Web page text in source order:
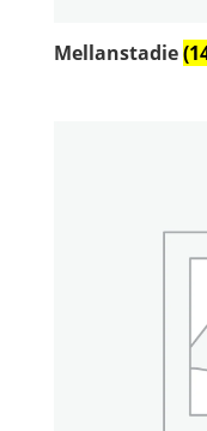
Mellanstadie